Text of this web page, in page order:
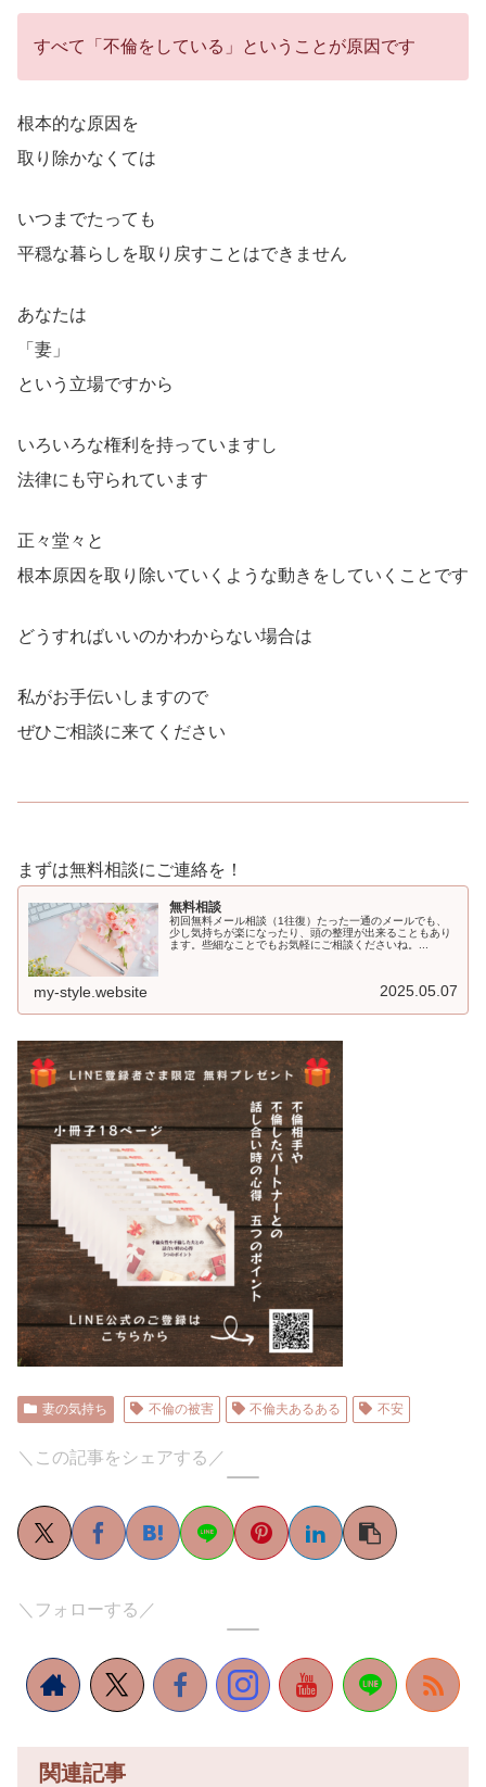
すべて「不倫をしている」ということが原因です
根本的な原因を
取り除かなくては
いつまでたっても
平穏な暮らしを取り戻すことはできません
あなたは
「妻」
という立場ですから
いろいろな権利を持っていますし
法律にも守られています
正々堂々と
根本原因を取り除いていくような動きをしていくことです
どうすればいいのかわからない場合は
私がお手伝いしますので
ぜひご相談に来てください
まずは無料相談にご連絡を！
無料相談
初回無料メール相談（1往復）たった一通のメールでも、
少し気持ちが楽になったり、頭の整理が出来ることもあり
ます。些細なことでもお気軽にご相談くださいね。...
my-style.website 2025.05.07
妻の気持ち 不倫の被害 不倫夫あるある 不安
＼この記事をシェアする／
＼フォローする／
関連記事